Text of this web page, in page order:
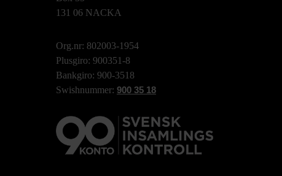
131 06 NACKA
Org.nr: 802003-1954
Plusgiro: 900351-8
Bankgiro: 900-3518
Swishnummer: 900 35 18